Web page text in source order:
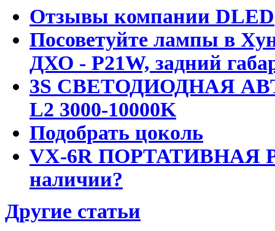
Отзывы компании DLED
Посоветуйте лампы в
ДХО - P21W, задний
3S СВЕТОДИОДНАЯ
L2 3000-10000K
Подобрать цоколь
VX-6R ПОРТАТИВНАЯ
наличии?
Другие статьи